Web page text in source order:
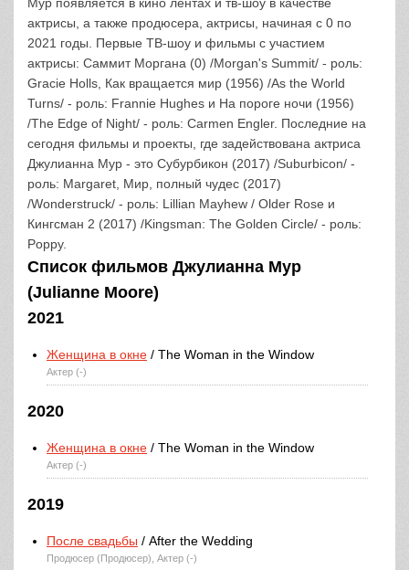
актрисы, а также продюсера, актрисы, начиная с 0 по
2021 годы. Первые ТВ-шоу и фильмы с участием
актрисы: Саммит Моргана (0) /Morgan's Summit/ - роль:
Gracie Holls, Как вращается мир (1956) /As the World
Turns/ - роль: Frannie Hughes и На пороге ночи (1956)
/The Edge of Night/ - роль: Carmen Engler. Последние на
сегодня фильмы и проекты, где задействована актриса
Джулианна Мур - это Субурбикон (2017) /Suburbicon/ -
роль: Margaret, Мир, полный чудес (2017)
/Wonderstruck/ - роль: Lillian Mayhew / Older Rose и
Кингсман 2 (2017) /Kingsman: The Golden Circle/ - роль:
Poppy.
Список фильмов Джулианна Мур
(Julianne Moore)
2021
Женщина в окне / The Woman in the Window
Актер (-)
2020
Женщина в окне / The Woman in the Window
Актер (-)
2019
После свадьбы / After the Wedding
Продюсер (Продюсер), Актер (-)